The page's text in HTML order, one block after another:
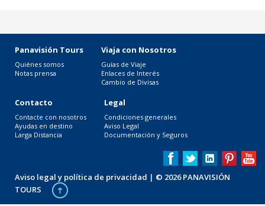
Panavisión Tours
Quiénes somos
Notas prensa
Viaja con Nosotros
Guías de Viaje
Enlaces de Interés
Cambio de Divisas
Contacto
Contacte con nosotros
Ayudas en destino
Larga Distancia
Legal
Condiciones generales
Aviso Legal
Documentación y Seguros
Aviso legal y política de privacidad | © 2026 PANAVISIÓN
TOURS